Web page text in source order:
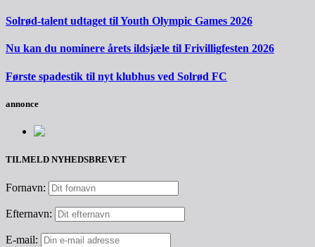
Solrød-talent udtaget til Youth Olympic Games 2026
Nu kan du nominere årets ildsjæle til Frivilligfesten 2026
Første spadestik til nyt klubhus ved Solrød FC
annonce
TILMELD NYHEDSBREVET
Fornavn:
Efternavn:
E-mail: